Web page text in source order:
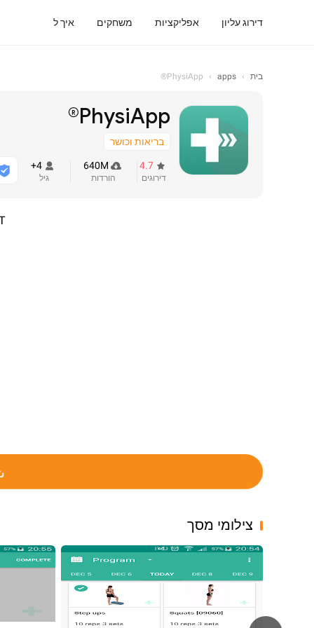
דירוג עליון אפליקציות משחקים איך ל
בית ›
apps
›
PhysiApp®
PhysiApp®
בריאות וכושר
4.7
דירוגים
640M
הורדות
4+
גיל
צילומי מסך